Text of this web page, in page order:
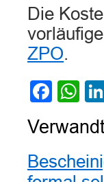
Die
ZPO.